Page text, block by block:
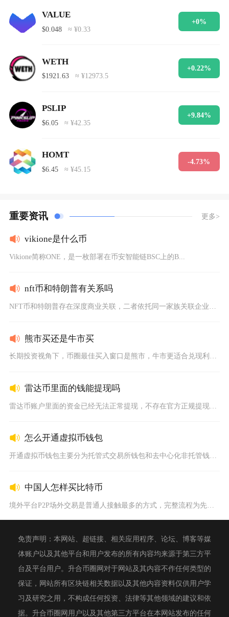
VALUE
$0.048 ≈ ¥0.33
+0%
WETH
$1921.63 ≈ ¥12973.5
+0.22%
PSLIP
$6.05 ≈ ¥42.35
+9.84%
HOMT
$6.45 ≈ ¥45.15
-4.73%
重要资讯 更多>
vikione是什么币
Vikione简称ONE，是一枚部署在币安智能链BSC上的B...
nft币和特朗普有关系吗
NFT币和特朗普存在深度商业关联，二者依托同一家族关联企业打...
熊市买还是牛市买
长期投资视角下，币圈最佳买入窗口是熊市，牛市更适合兑现利润而...
雷达币里面的钱能提现吗
雷达币账户里面的资金已经无法正常提现，不存在官方正规提现渠道...
怎么开通虚拟币钱包
中国人怎样买比特币
境外平台P2P场外交易是普通人接触最多的方式，完整流程为先完...
免责声明：本网站、超链接、相关应用程序、论坛、博客等媒
体账户以及其他平台和用户发布的所有内容均来源于第三方平
台及平台用户。升合币圈网对于网站及其内容不作任何类型的
保证，网站所有区块链相关数据以及其他内容资料仅供用户学
习及研究之用，不构成任何投资、法律等其他领域的建议和依
据。升合币圈网用户以及其他第三方平台在本网站发布的任何